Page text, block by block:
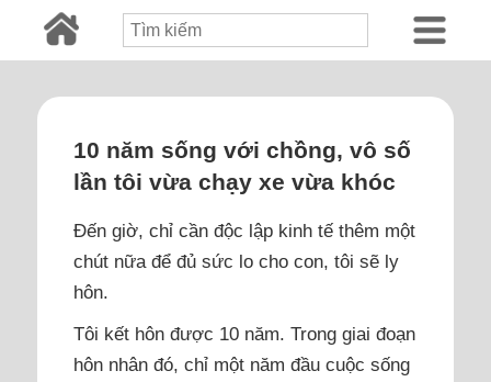
10 năm sống với chồng, vô số
lần tôi vừa chạy xe vừa khóc
Đến giờ, chỉ cần độc lập kinh tế thêm một
chút nữa để đủ sức lo cho con, tôi sẽ ly
hôn.
Tôi kết hôn được 10 năm. Trong giai đoạn
hôn nhân đó, chỉ một năm đầu cuộc sống